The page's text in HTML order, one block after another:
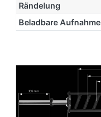
Rändelung
Beladbare Aufnahme